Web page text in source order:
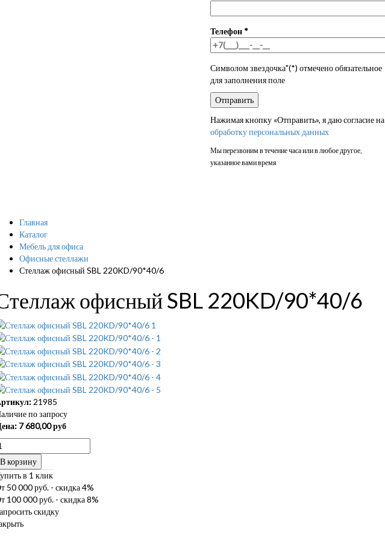
Телефон *
Символом звездочка"(*) отмечено обязательное
для заполнения поле
Нажимая кнопку «Отправить», я даю согласие на
обработку персональных данных
Мы перезвоним в течение часа или в любое другое,
указанное вами время
Главная
Каталог
Мебель для офиса
Офисные стеллажи
Стеллаж офисный SBL 220KD/90*40/6
офисный SBL 220KD/90*40/6
21985
по запросу
7 680,00руб
В корзину
в 1 клик
50 000 руб. - скидка 4%
100 000 руб. - скидка 8%
скидку